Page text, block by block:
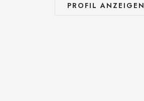
PROFIL ANZEIGEN